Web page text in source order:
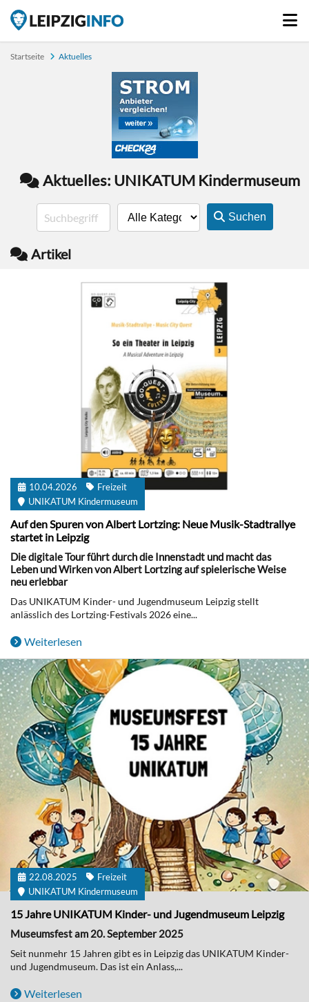
Startseite Aktuelles
Aktuelles: UNIKATUM Kindermuseum
Suchen
Artikel
10.04.2026
Freizeit
UNIKATUM Kindermuseum
Auf den Spuren von Albert Lortzing: Neue Musik-Stadtrallye
startet in Leipzig
Die digitale Tour führt durch die Innenstadt und macht das
Leben und Wirken von Albert Lortzing auf spielerische Weise
neu erlebbar
Das UNIKATUM Kinder- und Jugendmuseum Leipzig stellt
anlässlich des Lortzing-Festivals 2026 eine...
Weiterlesen
22.08.2025
Freizeit
UNIKATUM Kindermuseum
15 Jahre UNIKATUM Kinder- und Jugendmuseum Leipzig
Museumsfest am 20. September 2025
Seit nunmehr 15 Jahren gibt es in Leipzig das UNIKATUM Kinder-
und Jugendmuseum. Das ist ein Anlass,...
Weiterlesen